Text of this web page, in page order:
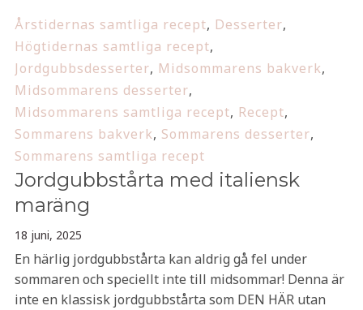
Årstidernas samtliga recept, Desserter,
Högtidernas samtliga recept,
Jordgubbsdesserter, Midsommarens bakverk,
Midsommarens desserter,
Midsommarens samtliga recept, Recept,
Sommarens bakverk, Sommarens desserter,
Sommarens samtliga recept
Jordgubbstårta med italiensk
maräng
18 juni, 2025
En härlig jordgubbstårta kan aldrig gå fel under
sommaren och speciellt inte till midsommar! Denna är
inte en klassisk jordgubbstårta som DEN HÄR utan